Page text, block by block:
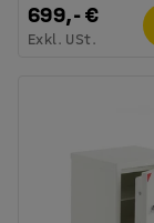
699,- €
Exkl. USt.